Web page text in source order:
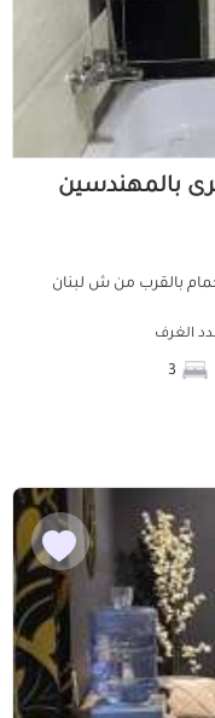
الشهرى بالمهندسين
مفروشه للإيجار بالمهندسين 3غرف و2حمام بالقرب من ش لبنان
الغرف